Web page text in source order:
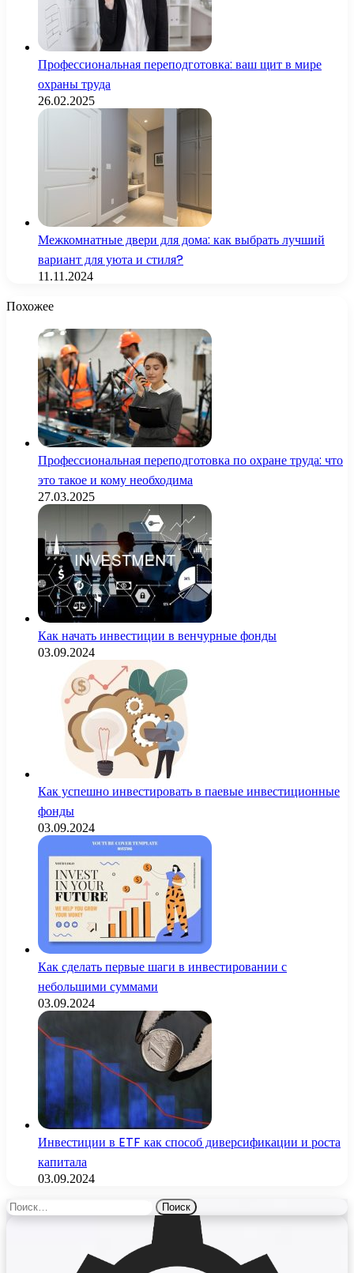
Профессиональная переподготовка: ваш щит в мире
охраны труда
26.02.2025
Межкомнатные двери для дома: как выбрать лучший
вариант для уюта и стиля?
11.11.2024
Похожее
Профессиональная переподготовка по охране труда: что
это такое и кому необходима
27.03.2025
Как начать инвестиции в венчурные фонды
03.09.2024
Как успешно инвестировать в паевые инвестиционные
фонды
03.09.2024
Как сделать первые шаги в инвестировании с
небольшими суммами
03.09.2024
Инвестиции в ETF как способ диверсификации и роста
капитала
03.09.2024
Найти: